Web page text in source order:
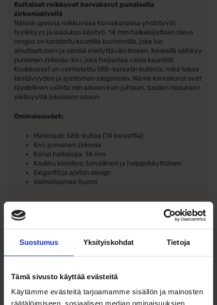
Suostumus Yksityiskohdat Tietoja
Tämä sivusto käyttää evästeitä
Käytämme evästeitä tarjoamamme sisällön ja mainosten
Kultaiset roikkuvat korvakorut punaisella
zirkoniakivellä
Näissä upeissa roikkuvissa korvakoruissa yhdistyvät
tyylikkyys ja laadukas käsityö. 14 mm halkaisijaltaan oleva
rengas on koristeltu kauniilla kuvioinnilla, joka luo
ainutlaatuisen ja silmää miellyttävän ilmeen. Keskellä säihkyy
punainen zirkonia-kivi, joka heijastaa valoa kauniisti.
Koukkuosat on valmistettu 585-karaatin kullasta, mikä takaa
kestävyyden ja ajattoman eleganssin. Nämä korvakorut ovat
täydellinen valinta niin arkeen kuin juhlaan, tuoden ripauksen
ylellisyyttä jokaiseen asuun.
Ominaisuudet:
Materiaali: 585-kultaa (14 karaattia)
Kivi: punainen zirkonia
Korun halkaisija: 14 mm
Koukku kiinnitys: turvallinen ja helppokäyttöinen
Elegantti ja ajaton design
Valmistusmaa Suomi
Ohjeita sormuksen tai korun
koon valintaan
Tutustu ohjeisiin